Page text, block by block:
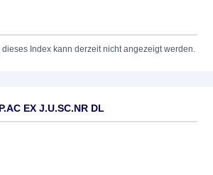
Index kann derzeit nicht angezeigt werden.
EX J.U.SC.NR DL